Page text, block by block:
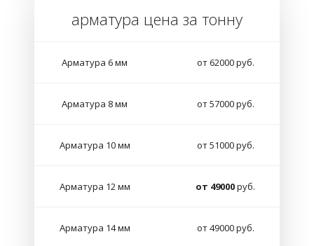
арматура цена за тонну
Арматура 6 мм от 62000 руб.
Арматура 8 мм от 57000 руб.
Арматура 10 мм от 51000 руб.
Арматура 12 мм от 49000руб.
Арматура 14 мм от 49000 руб.